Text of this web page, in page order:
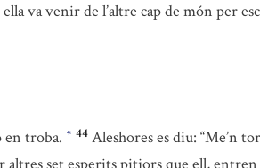
va venir de l’altre cap de món per
en troba. * 44 Aleshores es diu: “Me’n